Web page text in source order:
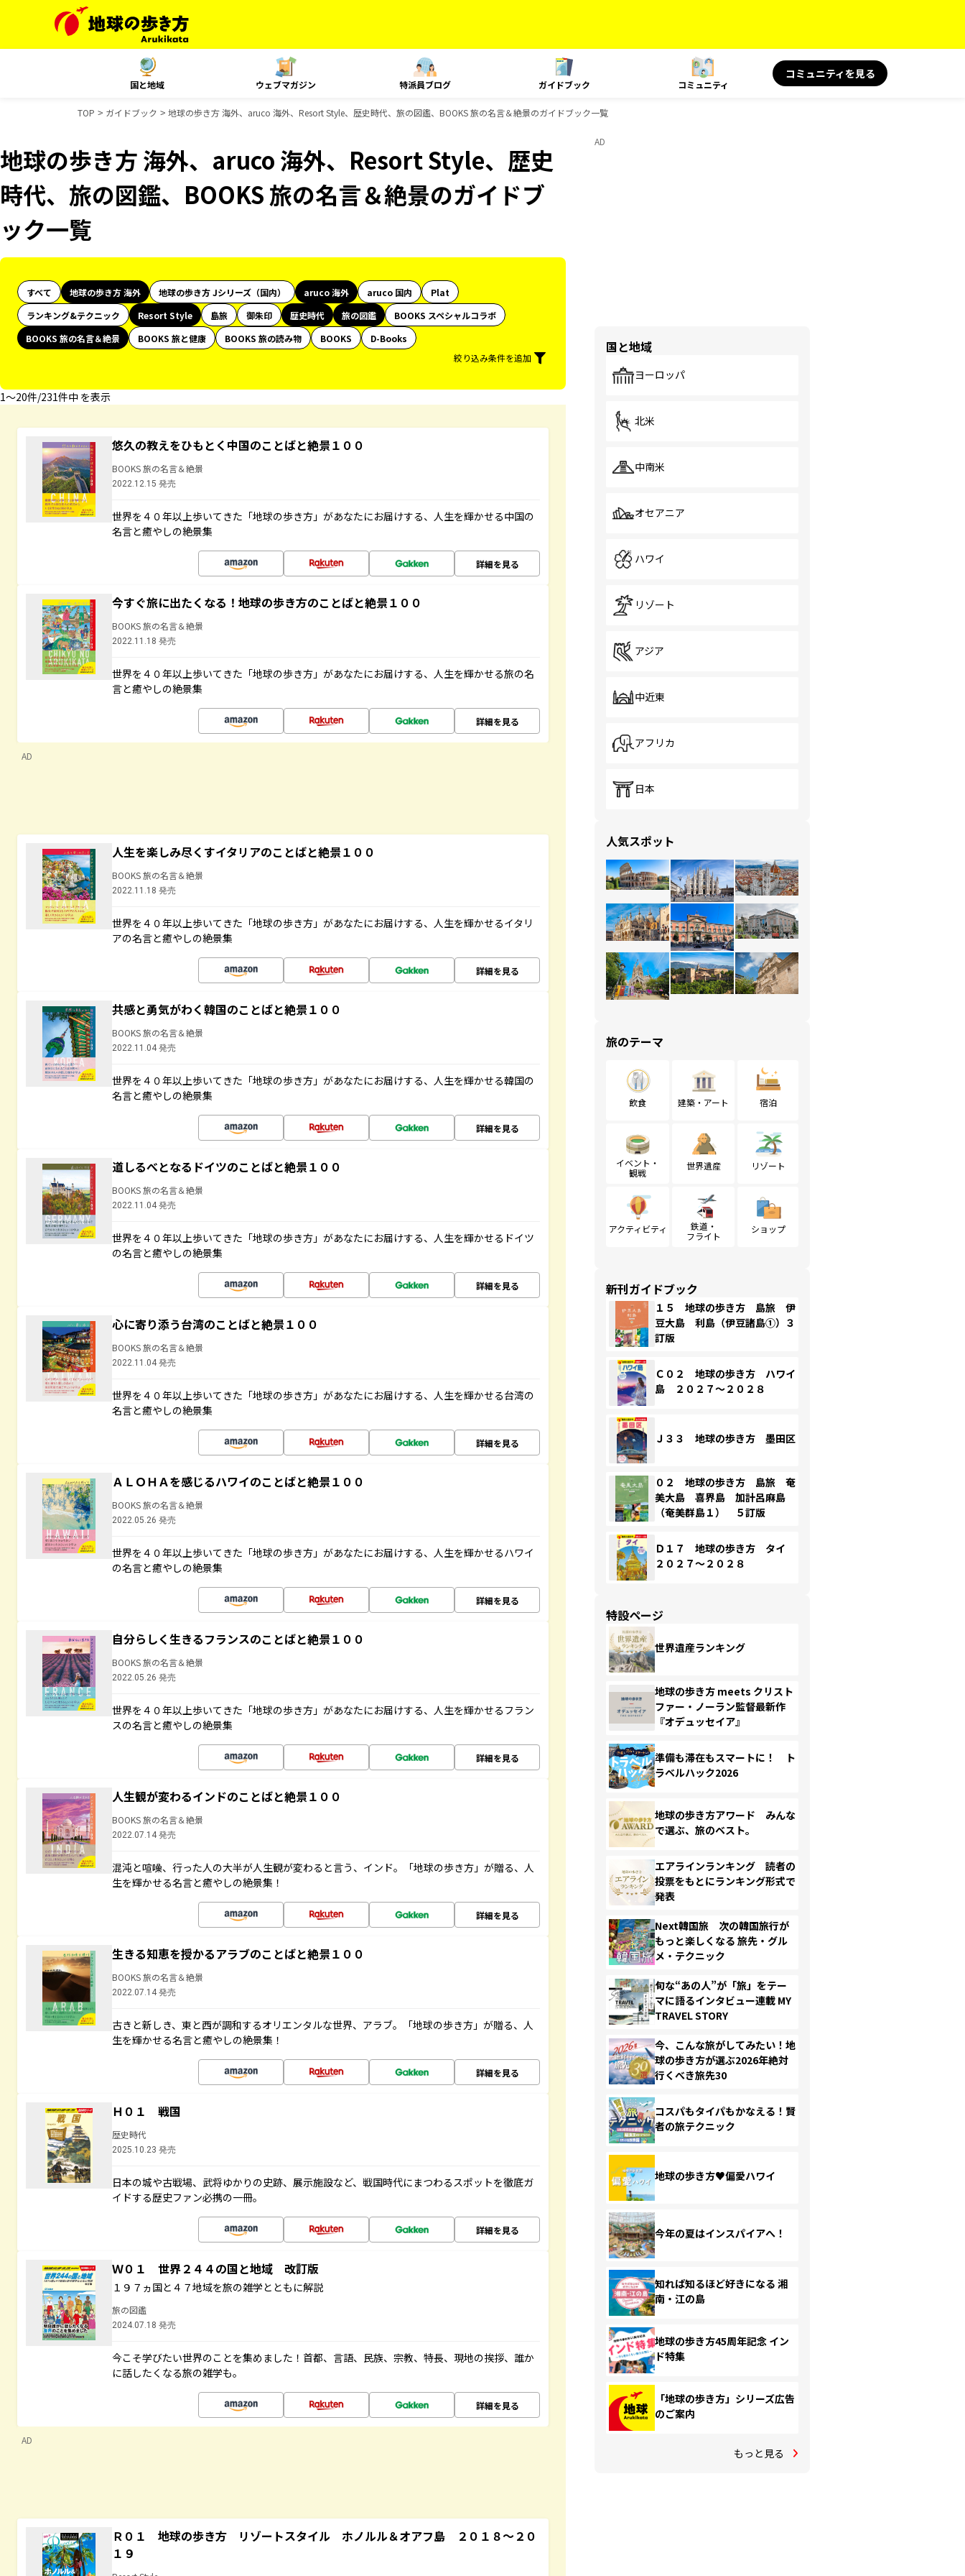
国と地域 ウェブマガジン 特派員ブログ ガイドブック コミュニティ
コミュニティを見る
TOP ガイドブック 地球の歩き方 海外、aruco 海外、Resort Style、歴史時代、旅の図鑑、BOOKS 旅の名言＆絶景のガイドブック一覧
地球の歩き方 海外、aruco 海外、Resort Style、歴史
時代、旅の図鑑、BOOKS 旅の名言＆絶景のガイドブ
ック一覧
すべて 地球の歩き方 海外 地球の歩き方 Jシリーズ（国内） aruco 海外 aruco 国内
Plat
ランキング&テクニック
Resort Style 島旅 御朱印 歴史時代 旅の図鑑
BOOKS スペシャルコラボ
BOOKS 旅の名言＆絶景
BOOKS 旅と健康 BOOKS 旅の読み物 BOOKS
D-Books
絞り込み条件を追加
1〜20件/231件中 を表示
悠久の教えをひもとく中国のことばと絶景１００
BOOKS 旅の名言＆絶景
2022.12.15 発売
世界を４０年以上歩いてきた「地球の歩き方」があなたにお届けする、人生を輝かせる中国の
名言と癒やしの絶景集
詳細を見る
今すぐ旅に出たくなる！地球の歩き方のことばと絶景１００
BOOKS 旅の名言＆絶景
2022.11.18 発売
世界を４０年以上歩いてきた「地球の歩き方」があなたにお届けする、人生を輝かせる旅の名
言と癒やしの絶景集
詳細を見る
AD
人生を楽しみ尽くすイタリアのことばと絶景１００
BOOKS 旅の名言＆絶景
2022.11.18 発売
世界を４０年以上歩いてきた「地球の歩き方」があなたにお届けする、人生を輝かせるイタリ
アの名言と癒やしの絶景集
詳細を見る
共感と勇気がわく韓国のことばと絶景１００
BOOKS 旅の名言＆絶景
2022.11.04 発売
世界を４０年以上歩いてきた「地球の歩き方」があなたにお届けする、人生を輝かせる韓国の
名言と癒やしの絶景集
詳細を見る
道しるべとなるドイツのことばと絶景１００
BOOKS 旅の名言＆絶景
2022.11.04 発売
世界を４０年以上歩いてきた「地球の歩き方」があなたにお届けする、人生を輝かせるドイツ
の名言と癒やしの絶景集
詳細を見る
心に寄り添う台湾のことばと絶景１００
BOOKS 旅の名言＆絶景
2022.11.04 発売
世界を４０年以上歩いてきた「地球の歩き方」があなたにお届けする、人生を輝かせる台湾の
名言と癒やしの絶景集
詳細を見る
ＡＬＯＨＡを感じるハワイのことばと絶景１００
BOOKS 旅の名言＆絶景
2022.05.26 発売
世界を４０年以上歩いてきた「地球の歩き方」があなたにお届けする、人生を輝かせるハワイ
の名言と癒やしの絶景集
詳細を見る
自分らしく生きるフランスのことばと絶景１００
BOOKS 旅の名言＆絶景
2022.05.26 発売
世界を４０年以上歩いてきた「地球の歩き方」があなたにお届けする、人生を輝かせるフラン
スの名言と癒やしの絶景集
詳細を見る
人生観が変わるインドのことばと絶景１００
BOOKS 旅の名言＆絶景
2022.07.14 発売
混沌と喧噪、行った人の大半が人生観が変わると言う、インド。「地球の歩き方」が贈る、人
生を輝かせる名言と癒やしの絶景集！
詳細を見る
生きる知恵を授かるアラブのことばと絶景１００
BOOKS 旅の名言＆絶景
2022.07.14 発売
古きと新しき、東と西が調和するオリエンタルな世界、アラブ。「地球の歩き方」が贈る、人
生を輝かせる名言と癒やしの絶景集！
詳細を見る
Ｈ０１ 戦国
歴史時代
2025.10.23 発売
日本の城や古戦場、武将ゆかりの史跡、展示施設など、戦国時代にまつわるスポットを徹底ガ
イドする歴史ファン必携の一冊。
詳細を見る
Ｗ０１ 世界２４４の国と地域 改訂版
１９７ヵ国と４７地域を旅の雑学とともに解説
旅の図鑑
2024.07.18 発売
今こそ学びたい世界のことを集めました！首都、言語、民族、宗教、特長、現地の挨拶、誰か
に話したくなる旅の雑学も。
詳細を見る
AD
Ｒ０１ 地球の歩き方 リゾートスタイル ホノルル＆オアフ島 ２０１８～２０
１９
AD
国と地域
ヨーロッパ
北米
中南米
オセアニア
ハワイ
リゾート
アジア
中近東
アフリカ
日本
人気スポット
旅のテーマ
飲食 建築・アート 宿泊
イベント・
観戦
世界遺産 リゾート
アクティビティ
鉄道・
フライト
ショップ
新刊ガイドブック
１５ 地球の歩き方 島旅 伊
豆大島 利島（伊豆諸島①）３
訂版
Ｃ０２ 地球の歩き方 ハワイ
島 ２０２７～２０２８
Ｊ３３ 地球の歩き方 墨田区
０２ 地球の歩き方 島旅 奄
美大島 喜界島 加計呂麻島
（奄美群島１） ５訂版
Ｄ１７ 地球の歩き方 タイ
２０２７～２０２８
特設ページ
世界遺産ランキング
地球の歩き方 meets クリスト
ファー・ノーラン監督最新作
『オデュッセイア』
準備も滞在もスマートに！ ト
ラベルハック2026
地球の歩き方アワード みんな
で選ぶ、旅のベスト。
エアラインランキング 読者の
投票をもとにランキング形式で
発表
Next韓国旅 次の韓国旅行が
もっと楽しくなる 旅先・グル
メ・テクニック
旬な“あの人”が「旅」をテー
マに語るインタビュー連載 MY
TRAVEL STORY
今、こんな旅がしてみたい！地
球の歩き方が選ぶ2026年絶対
行くべき旅先30
コスパもタイパもかなえる！賢
者の旅テクニック
地球の歩き方♥偏愛ハワイ
今年の夏はインスパイアへ！
知れば知るほど好きになる 湘
南・江の島
地球の歩き方45周年記念 イン
ド特集
「地球の歩き方」シリーズ広告
のご案内
もっと見る